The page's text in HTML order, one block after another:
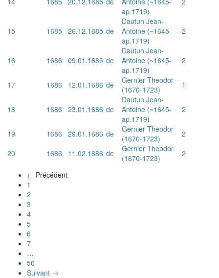
ap.1719)
15 1685 26.12.1685 de
Dautun Jean-
Antoine (~1645-
ap.1719)
2
16 1686 09.01.1686 de
Dautun Jean-
Antoine (~1645-
ap.1719)
2
17 1686 12.01.1686 de
Gernler Theodor
(1670-1723)
1
18 1686 23.01.1686 de
Dautun Jean-
Antoine (~1645-
ap.1719)
2
19 1686 29.01.1686 de
Gernler Theodor
(1670-1723)
2
20
1686 11.02.1686 de
Gernler Theodor
(1670-1723)
2
← Précédent
1
2
3
4
5
6
7
…
50
Suivant →